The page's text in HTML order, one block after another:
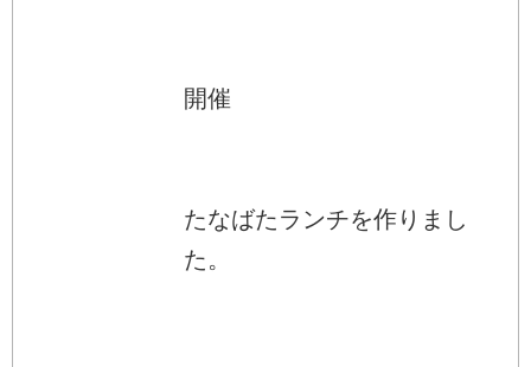
開催
たなばたランチを作りまし
た。